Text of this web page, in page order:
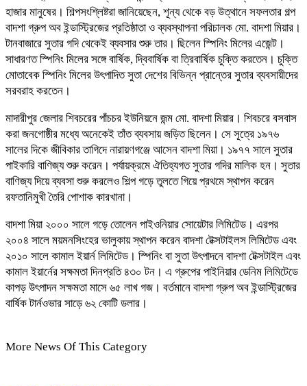
হাজার মানুষের। শিল্পসংশ্লিষ্টরা জানিয়েছেন, শূন্য থেকে বড় উত্থানে সফলতার গল্প
বাদশা গ্রুপ অব ইন্ডাস্ট্রিজের প্রতিষ্ঠাতা ও ব্যবস্থাপনা পরিচালক মো. বাদশা মিয়ার।
টানবাজারে সুতার গদি থেকেই ব্যবসার শুরু তার। ছিলেন স্পিনিং মিলের এজেন্ট।
সাধারণত স্পিনিং মিলের সঙ্গে বার্ষিক, দ্বিবার্ষিক বা ত্রিবার্ষিক চুক্তি করতেন। চুক্তি
মোতাবেক স্পিনিং মিলের উৎপাদিত সুতা দেশের বিভিন্ন প্রান্তের সুতার ব্যবসায়ীদের
সরবরাহ করতেন।
মাদারীপুর জেলার শিবচরের পাঁচচর ইউনিয়নে জন্ম মো. বাদশা মিয়ার। শিবচরে বসবাস
করা জনগোষ্ঠীর মধ্যে অনেকেই তাঁত ব্যবসায় জড়িত ছিলেন। সে সূত্রে ১৯৭৬
সালের দিকে জীবিকার তাগিদে নারায়ণগঞ্জে আসেন বাদশা মিয়া। ১৯৭৭ সালে সুতার
পাইকারি বাণিজ্য শুরু করেন। পর্যায়ক্রমে ঐতিহ্যগত সুতার গদির মালিক হন। সুতার
বাণিজ্য দিয়ে ব্যবসা শুরু করলেও শিল্প গড়ে তুলতে গিয়ে প্রথমে স্থাপন করেন
রফতানিমুখী তৈরি পোশাক কারখানা।
বাদশা মিয়া ২০০০ সালে গড়ে তোলেন পাইওনিয়ার সোয়েটার লিমিটেড। এরপর
২০০৪ সালে ময়মনসিংহের ভালুকায় স্থাপন করেন বাদশা টেক্সটাইলস লিমিটেড এবং
২০১০ সালে কামাল ইয়ার্ন লিমিটেড। স্পিনিং বা সুতা উৎপাদনে বাদশা টেক্সটাইল এবং
কামাল ইয়ার্নের সক্ষমতা দিনপ্রতি ৪৩০ টন। এ গ্রুপের পাইনিয়ার ডেনিম লিমিটেডে
কাপড় উৎপাদন সক্ষমতা মাসে ৬৫ লাখ গজ। বর্তমানে বাদশা গ্রুপ অব ইন্ডাস্ট্রিজের
বার্ষিক টার্নওভার সাড়ে ৬২ কোটি ডলার।
More News Of This Category